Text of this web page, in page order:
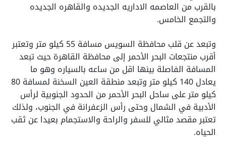
بالقرب من العاصمه الاداريه الجديده والقاهره الجديده
والتجمع الخامس.
وتبعد عن قلب محافظة السويس مسافة 55 كيلو متر وتعتبر
أقرب منتجعات البحر الأحمر إلى محافظة القاهرة حيث تبعد
المسافة الفاصلة بينها اقل من ساعه بالسياره وهو ما
يعادل 140 كيلو متر وتبعد منطقة العين السخنة لمسافة 80
كيلو متر على ساحل البحر الأحمر من الحدود الجنوبية لرأس
الأدبية في الشمال وحتى رأس الزعفرانة في الجنوب، ولذلك
تعتبر مقصد مثالي للسفر والراحة والاستجمام بعيدا عن ثقب
الحياه.